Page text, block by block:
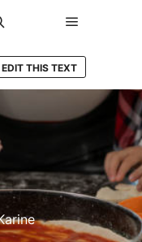
EDIT THIS TEXT